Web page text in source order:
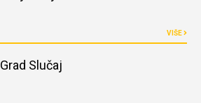
VIŠE
Grad Slučaj